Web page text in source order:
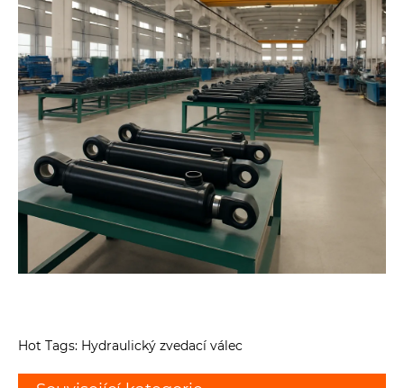
Hot Tags: Hydraulický zvedací válec